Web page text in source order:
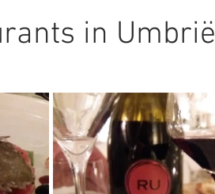
in Umbrië